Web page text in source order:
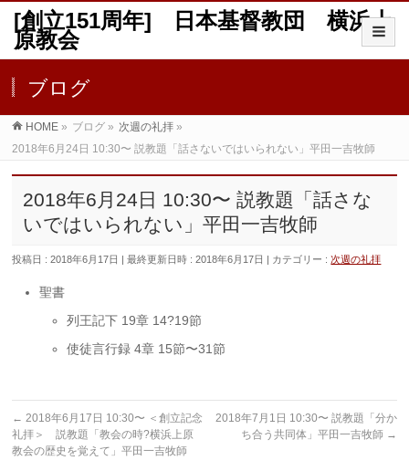
[創立151周年] 日本基督教団 横浜上
原教会
ブログ
HOME » ブログ » 次週の礼拝 »
2018年6月24日 10:30〜 説教題「話さないではいられない」平田一吉牧師
2018年6月24日 10:30〜 説教題「話さな
いではいられない」平田一吉牧師
投稿日 : 2018年6月17日 最終更新日時 : 2018年6月17日 カテゴリー :次週の礼拝
聖書
列王記下 19章 14?19節
使徒言行録 4章 15節〜31節
← 2018年6月17日 10:30〜 ＜創立記念
礼拝＞ 説教題「教会の時?横浜上原
教会の歴史を覚えて」平田一吉牧師
2018年7月1日 10:30〜 説教題「分か
ち合う共同体」平田一吉牧師 →